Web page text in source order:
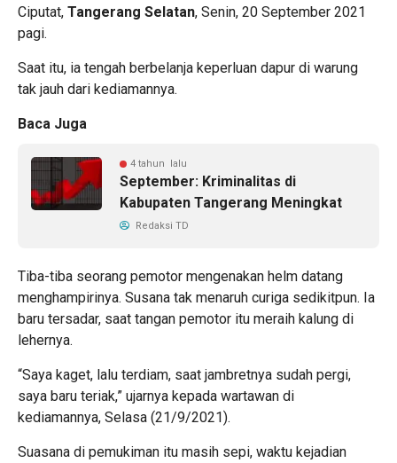
Ciputat, Tangerang Selatan, Senin, 20 September 2021
pagi.
Saat itu, ia tengah berbelanja keperluan dapur di warung
tak jauh dari kediamannya.
Baca Juga
4 tahun lalu
September: Kriminalitas di
Kabupaten Tangerang Meningkat
Redaksi TD
Tiba-tiba seorang pemotor mengenakan helm datang
menghampirinya. Susana tak menaruh curiga sedikitpun. Ia
baru tersadar, saat tangan pemotor itu meraih kalung di
lehernya.
“Saya kaget, lalu terdiam, saat jambretnya sudah pergi,
saya baru teriak,” ujarnya kepada wartawan di
kediamannya, Selasa (21/9/2021).
Suasana di pemukiman itu masih sepi, waktu kejadian